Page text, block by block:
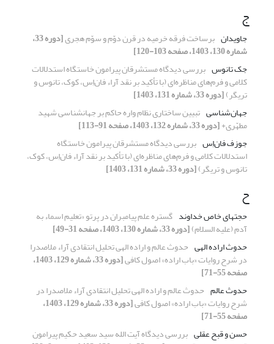
ج
جاویدان برساخت فرقه خرمیه در قرن دوّم و سوّم هجری [دوره 33،
شماره 130، 1403، صفحه 103-120]
جک تانوس بررسی دیدگاه مستشرقان پیرامون خاستگاه استدلالات
کلامی و فرم‌های مناظره‌ای (با تأکید بر نقد آراء فان‌اِس، کوک، تانوس و
تریگر)[دوره 33، شماره 131، 1403]
جهان‌شناسی
تبیین ساختاری نظام واره حاکم بر جهان‎شناسی شهید
مطهّری+[دوره 33، شماره 132، 1403، صفحه 91-113]
جوزف فان‌اِس بررسی دیدگاه مستشرقان پیرامون خاستگاه
استدلالات کلامی و فرم‌های مناظره‌ای (با تأکید بر نقد آراء فان‌اِس، کوک،
تانوس و تریگر)[دوره 33، شماره 131، 1403]
ح
حجت‏های خاص خداوند گستره علم پیامبران در پرتو «تعلیم اسماء به
آدم (علیه السلام)[دوره 33، شماره 130، 1403، صفحه 31-49]
حدوث اراده الهی حدوث عالم و اراده الهی تحلیل انتقادی آراء ملاصدرا
در شرح روایات «باب اراده» اصول کافی [دوره 33، شماره 129، 1403،
صفحه 55-71]
حدوث عالم حدوث عالم و اراده الهی تحلیل انتقادی آراء ملاصدرا در
شرح روایات «باب اراده» اصول کافی [دوره 33، شماره 129، 1403،
صفحه 55-71]
حسن و قبح عقلی بررسی دیدگاه آیت الله سید سعید حکیم پیرامون